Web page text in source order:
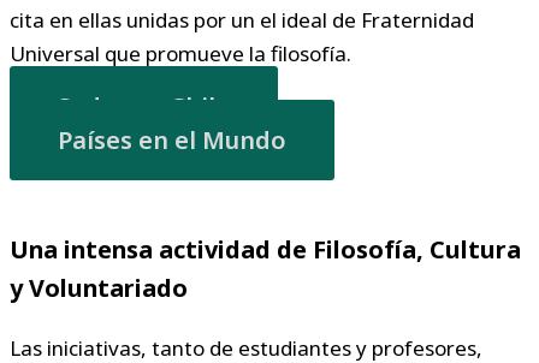
cita en ellas unidas por un el ideal de Fraternidad
Universal que promueve la filosofía.
Sedes en Chile
Países en el Mundo
Una intensa actividad de Filosofía, Cultura
y Voluntariado
Las iniciativas, tanto de estudiantes y profesores,